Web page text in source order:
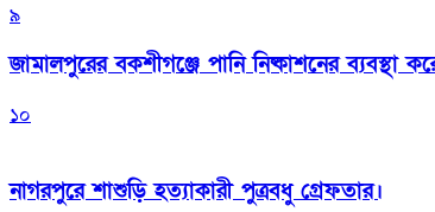
৯
জামালপুরের বকশীগঞ্জে পানি নিষ্কাশনের ব্যবস্থা
১০
নাগরপুরে শাশুড়ি হত্যাকারী পুত্রবধু গ্রেফতার।